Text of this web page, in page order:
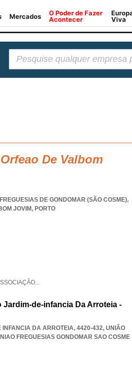
De Valbom
DE GONDOMAR (SÃO COSME),
JOVIM, PORTO
...
de-infancia Da Arroteia -
DA ARROTEIA, 4420-432, UNIÃO
FREGUESIAS GONDOMAR SAO COSME